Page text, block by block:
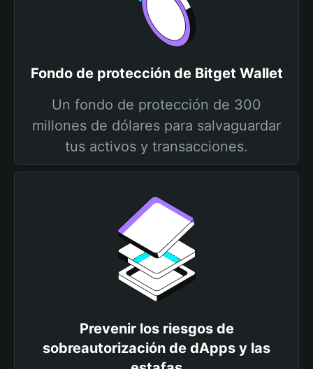
Fondo de protección de Bitget Wallet
Un fondo de protección de 300
millones de dólares para salvaguardar
tus activos y transacciones.
Prevenir los riesgos de
sobreautorización de dApps y las